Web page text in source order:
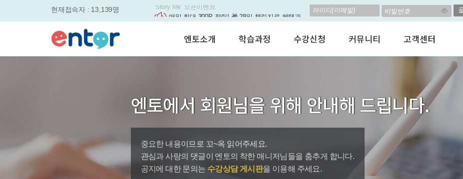
현재접속자 : 13,139명
매일 최대 300P 적립! 🎁 28일 챌린지로 혜택과
실력을 동시에 잡으세요
로 다시 태어났습니다.
🎉 세상에 단 하나뿐인 나의 첫 영문 저서 무료,
'Story Me' 오픈이벤트
바로가기
회사소개
인터뷰영어
수업교재안내
AI 수강신청
AI뉴스룸
웹진스토리
대박이벤트
퀘스트랭킹 🏆
자주하는질문(FAQ)
수강상담(Q&A)
멤버쉽 안내
원격지원서비스
엔토소개 학습과정 수강신청 커뮤니티 고객센터
엔토에서 회원님을 위해 안내해 드립니다.
중요한 내용이므로 꼬~옥 읽어주세요.
관심과 사랑의 댓글이 엔토의 착한 매니저님들을 춤추게 합니다.
공지에 대한 문의는 수강상담 게시판을 이용해 주세요.